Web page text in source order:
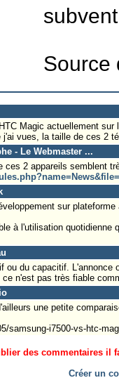
Source
Magic actuellement sur
vues, la taille de ces 2
- Le Webmaster ...
ces 2 appareils semblent
sur
à l'utilisation quotidienne
ou du capacitif.
n'est pas très fiable
une petite
samsung-i7500-vs-htc-
des commentaires il
Créer un